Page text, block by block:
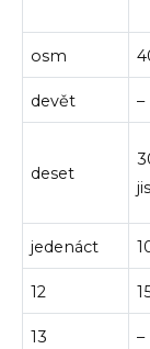
osm
devět –
deset
jedenáct
12
13 –